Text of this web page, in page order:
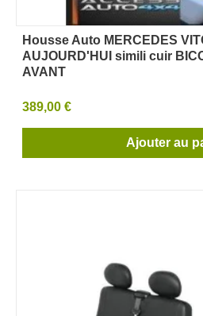
Housse Auto MERCEDES
AUJOURD'HUI simili cuir
AVANT
389,00 €
Ajouter au